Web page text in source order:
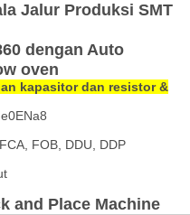
Jalur Produksi SMT
dengan Auto
oven
kapasitor dan resistor &
FOB, DDU, DDP
and Place Machine